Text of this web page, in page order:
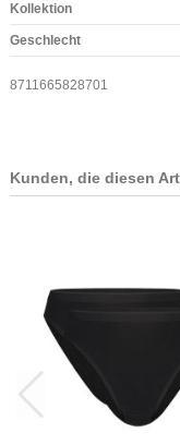
Kollektion
Geschlecht
8711665828701
Kunden, die diesen